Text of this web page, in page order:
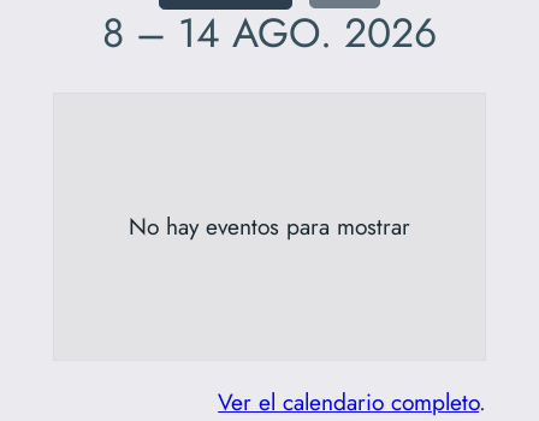
8 – 14 AGO. 2026
No hay eventos para mostrar
Ver el calendario completo.